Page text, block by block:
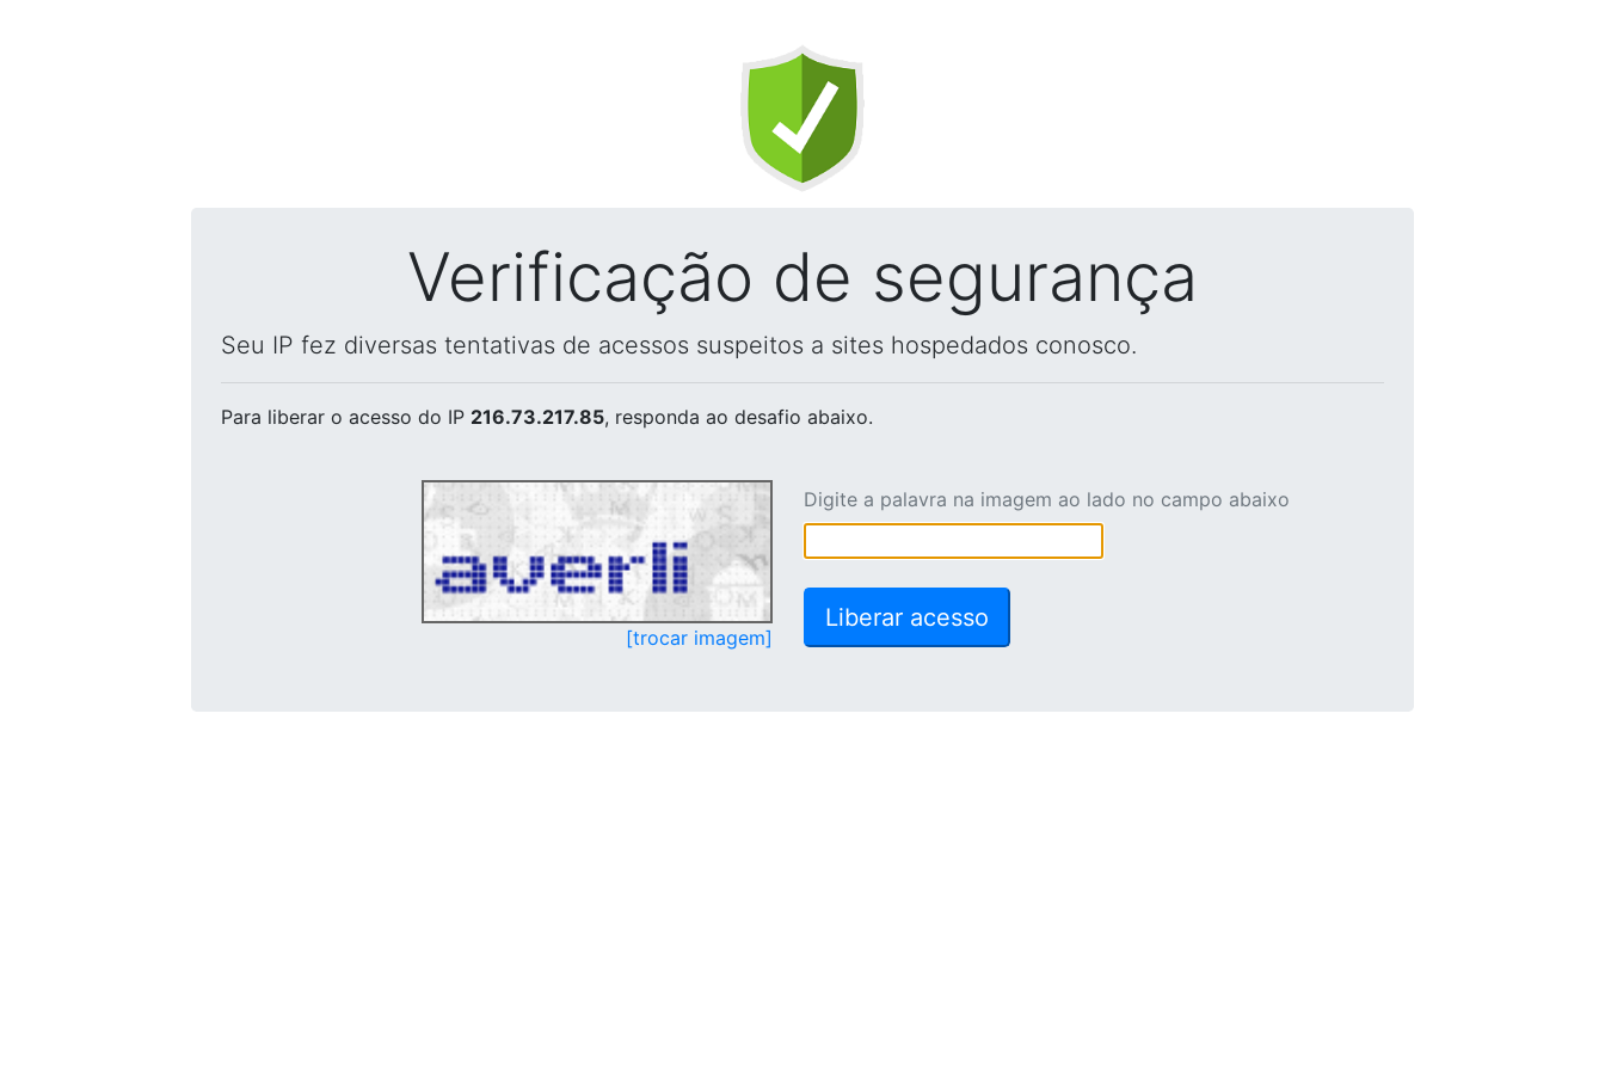
Verificação de segurança
Seu IP fez diversas tentativas de acessos suspeitos a sites hospedados conosco.
Para liberar o acesso do IP 216.73.217.85, responda ao desafio abaixo.
[trocar imagem]
Digite a palavra na imagem ao lado no campo abaixo